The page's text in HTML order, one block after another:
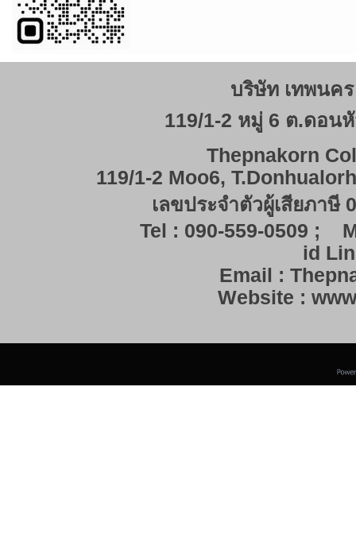
บริษัท เทพนค
119/1-2 หมู่ 6 ต.ดอน
Thepnakorn
119/1-2 Moo6,
เลขประจำตัวผู้เสียภาษี
Tel : 090-559-0509 ;
id
Email :
Website :